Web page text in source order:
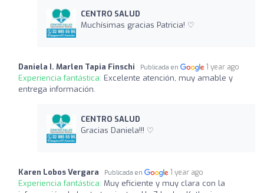
CENTRO SALUD
Muchísimas gracias Patricia! ♡
Daniela I. Marlen Tapia Finschi Publicada en 1 year ago
Experiencia fantástica: Excelente atención, muy amable y
entrega información.
CENTRO SALUD
Gracias Daniela!!! ♡
Karen Lobos Vergara Publicada en 1 year ago
Experiencia fantástica: Muy eficiente y muy clara con la